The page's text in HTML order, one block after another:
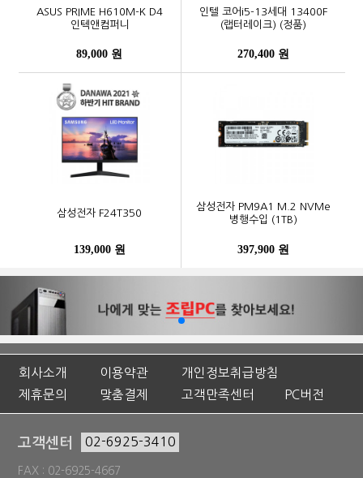
ASUS PRIME H610M-K D4
인텍앤컴퍼니
89,000 원
인텔 코어i5-13세대 13400F
(랩터레이크) (정품)
270,400 원
삼성전자 F24T350
139,000 원
삼성전자 PM9A1 M.2 NVMe
병행수입 (1TB)
397,900 원
회사소개 이용약관
개인정보취급방침
제휴문의
맞춤결제 고객만족센터 PC버전
고객센터 02-6925-3410
FAX : 02-6925-4667